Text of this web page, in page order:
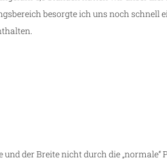
besorgte ich uns noch schnell
und der Breite nicht durch die